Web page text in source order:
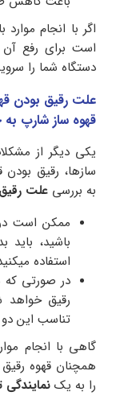
اگر با انجام
است برای رفع
دستگاه شما را
علت رقیق بودن
قهوه ساز شارپ
یکی دیگر از
سازها، رقیق
به بررسی علت
ممکن است در
باشید، باید
استفاده
در صورتی که
رقیق
تناسب این
گاهی با انجام
همچنان قهوه
را به یک